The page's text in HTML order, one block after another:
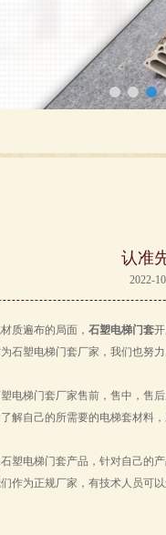
认准
2022-
质遍布的局面， 石塑电梯门套
石塑电梯门套厂家，我们也努
电梯门套厂家售前，售中，售
解自己的所需要的电梯套材料
塑电梯门套产品，针对自己的
作为正规厂家，有技术人员可